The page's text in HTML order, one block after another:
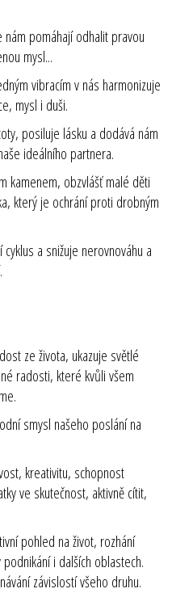
nám pomáhají odhalit pravou
mysl...
vibracím v nás harmonizuje
mysl i duši.
posiluje lásku a dodává nám
ideálního partnera.
kamenem, obzvlášť malé děti
který je ochrání proti drobným
a snižuje nerovnováhu a
ze života, ukazuje světlé
radosti, které kvůli všem
smysl našeho poslání na
kreativitu, schopnost
ve skutečnost, aktivně cítit,
pohled na život, rozhání
i dalších oblastech.
závislostí všeho druhu.